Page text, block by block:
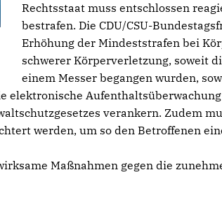
Rechtsstaat muss entschlossen
bestrafen. Die CDU/CSU-
Erhöhung der Mindeststrafen bei
schwerer Körperverletzung, soweit
einem Messer begangen wurden,
elektronische
verankern. Zudem
werden, um so den Betroffenen
Maßnahmen gegen die